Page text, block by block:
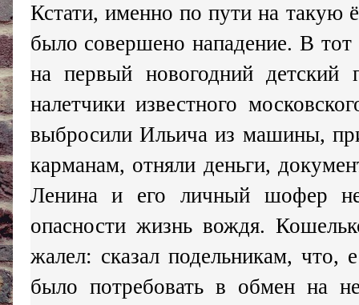
Кстати, именно по пути на такую
было совершено нападение. В
на первый новогодний детский
налетчики известного
выбросили Ильича из машины,
карманам, отняли деньги,
Ленина и его личный шофер не
опасности жизнь вождя.
жалел: сказал подельникам,
было потребовать в обмен на